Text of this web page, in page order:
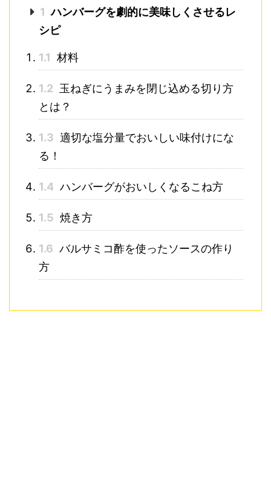
1 ハンバーグを劇的に美味しくさせるレ
シピ
1.1 材料
1.2 玉ねぎにうまみを閉じ込める切り方
とは？
1.3 適切な塩分量でおいしい味付けにな
る！
1.4 ハンバーグがおいしくなるこね方
1.5 焼き方
1.6 バルサミコ酢を使ったソースの作り
方